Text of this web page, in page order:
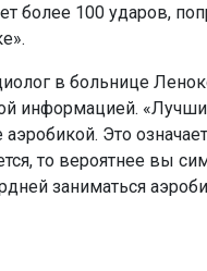
более 100 ударов,
в больнице
информацией.
Это
то вероятнее вы
заниматься